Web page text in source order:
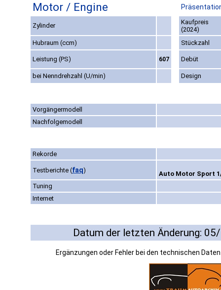
Motor / Engine
Zylinder
Kaufpreis
(2024)
Hubraum (ccm)
Stückzahl
Leistung (PS) 607 Debüt
bei Nenndrehzahl (U/min) Design
Vorgängermodell
Nachfolgemodell
Rekorde
Testberichte (faq)
Auto Motor Sport
Tuning
Internet
Datum der letzten Änderung:
Ergänzungen oder Fehler bei den technischen